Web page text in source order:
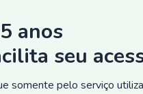
anos
seu
somente pelo serviço